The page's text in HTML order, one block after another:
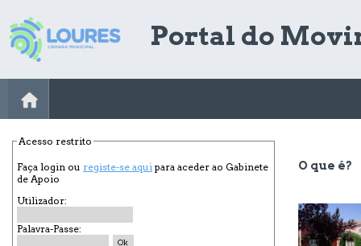
Portal do
Acesso restrito
Faça login ou registe-se aqui para aceder ao Gabinete
de Apoio
Utilizador:
Palavra-Passe:
O que é?